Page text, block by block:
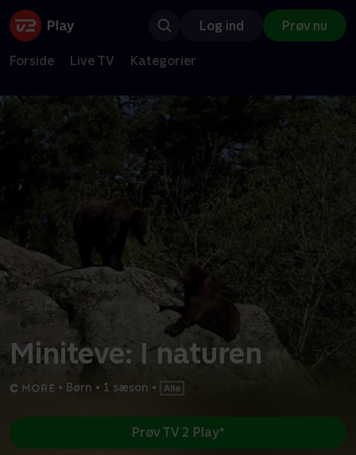
Log ind Prøv nu
Forside Live TV Kategorier
Miniteve: I naturen
• Børn • 1 sæson •
Prøv TV 2 Play*